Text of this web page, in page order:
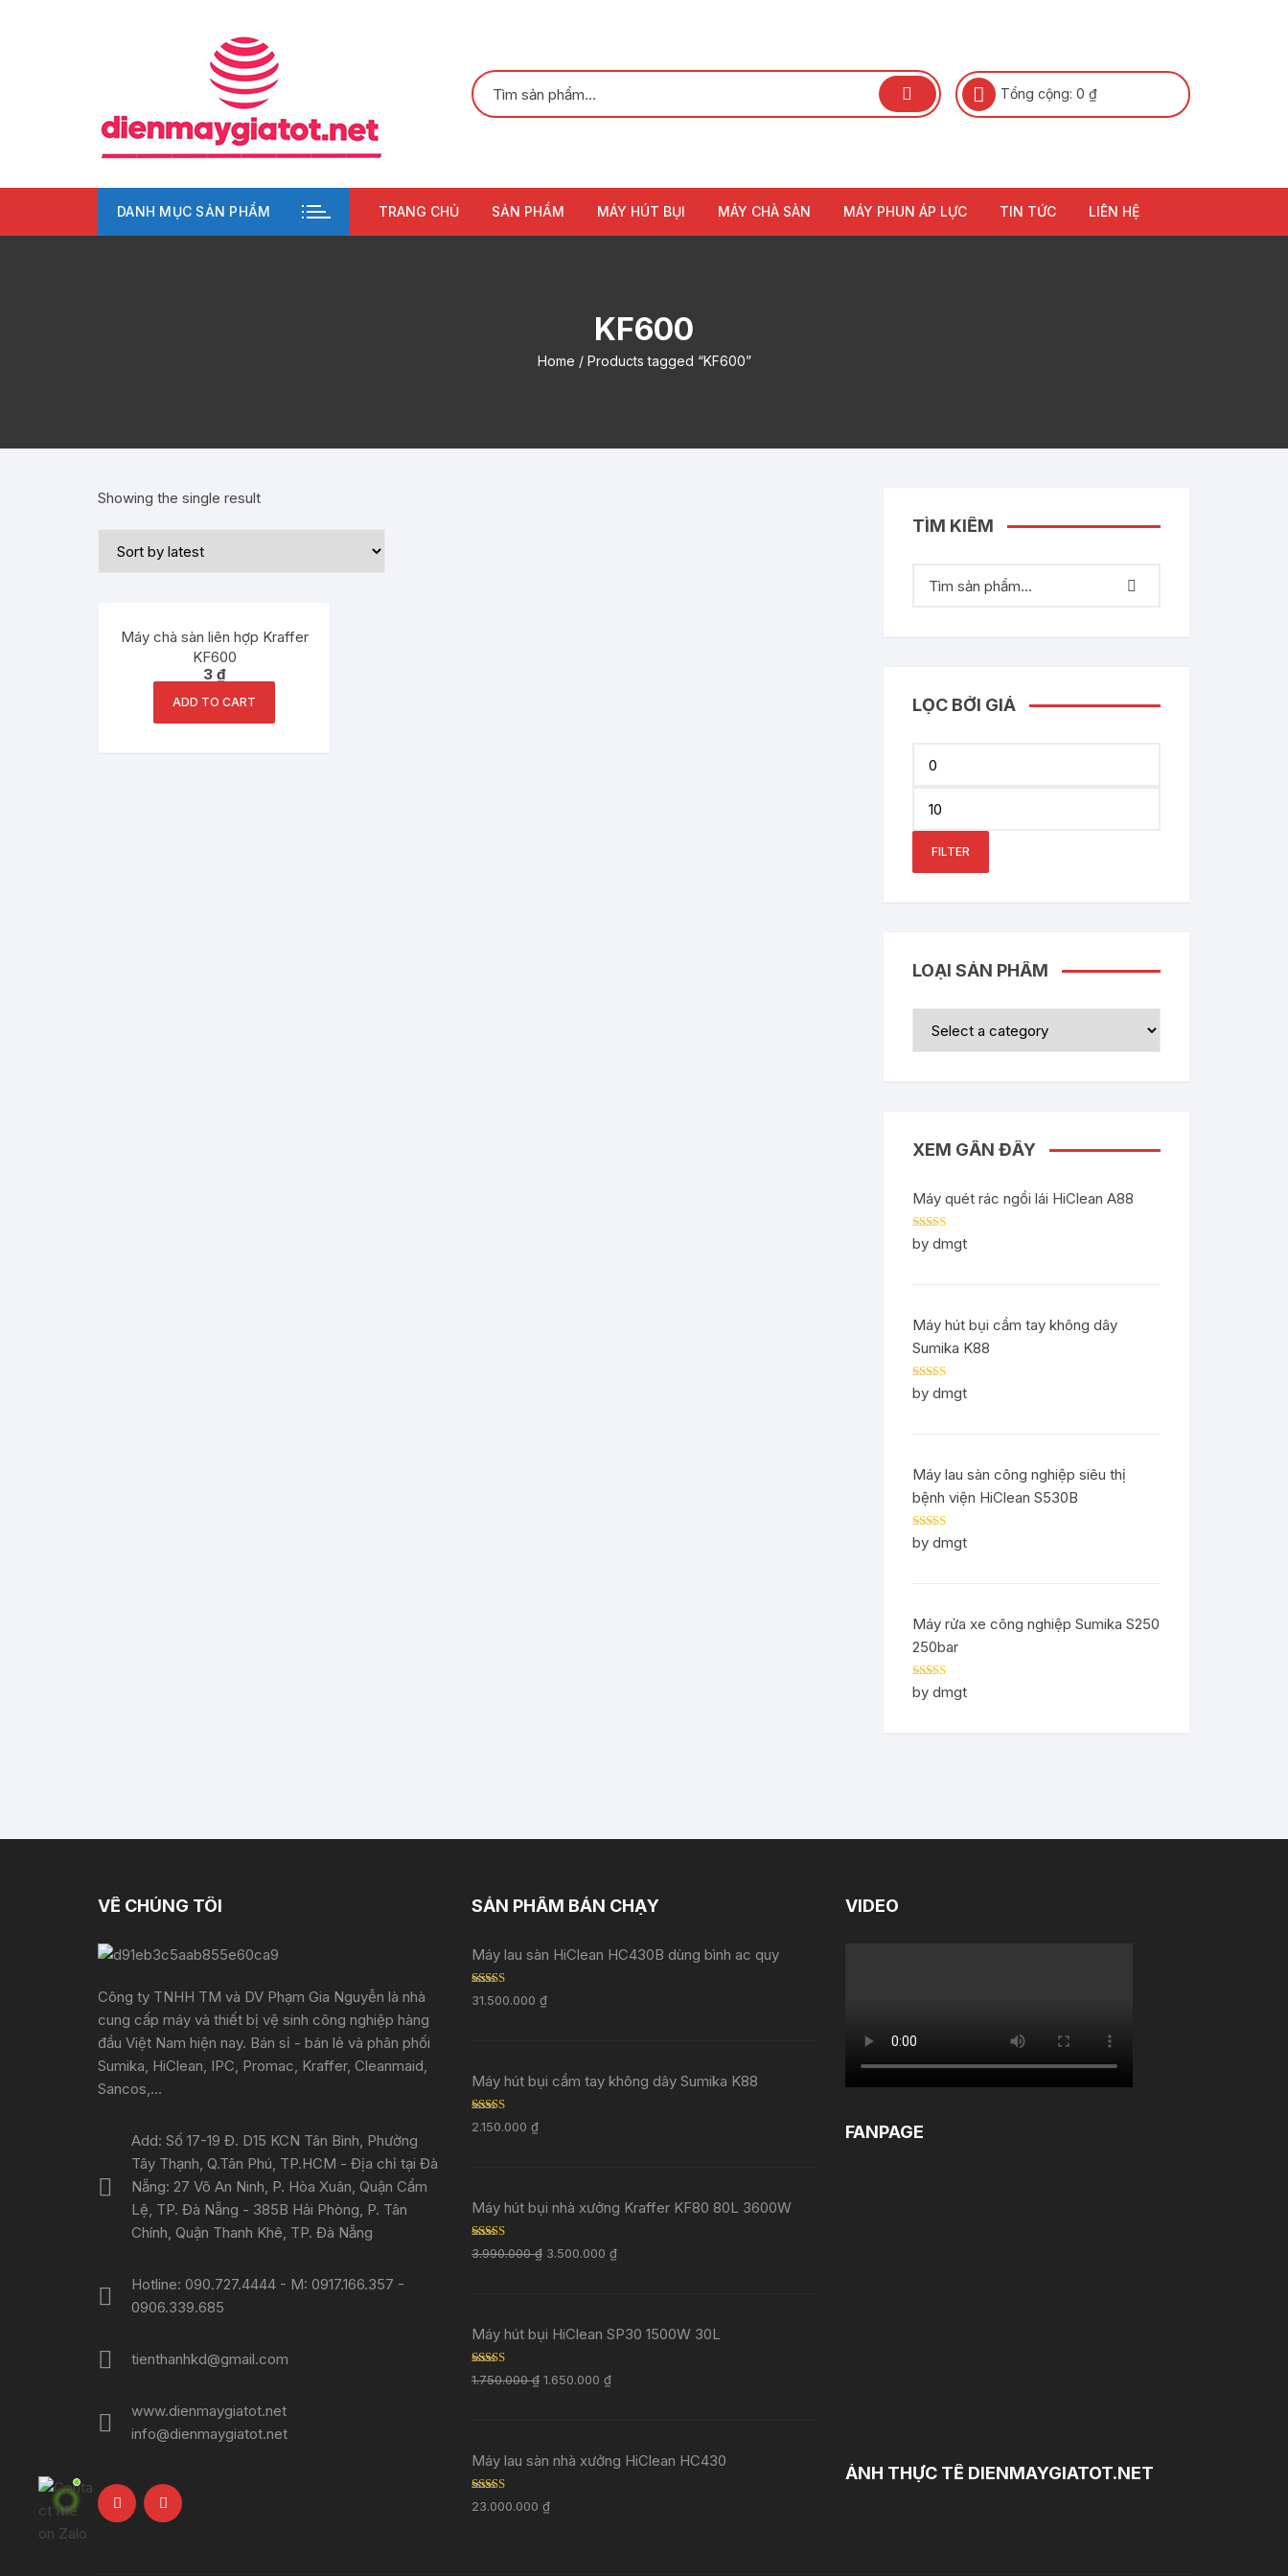
Tổng cộng: 0 ₫
DANH MỤC SẢN PHẨM TRANG CHỦ SẢN PHẨM MÁY HÚT BỤI MÁY CHÀ SÀN MÁY PHUN ÁP LỰC TIN TỨC LIÊN HỆ
KF600
Home / Products tagged “KF600”
Showing the single result
Máy chà sàn liên hợp Kraffer
KF600
3 ₫
ADD TO CART
TÌM KIẾM
LỌC BỞI GIÁ
FILTER
LOẠI SẢN PHẨM
XEM GẦN ĐÂY
Máy quét rác ngồi lái HiClean A88
Rated5out
of 5
by dmgt
Máy hút bụi cầm tay không dây
Sumika K88
Rated5out
of 5
by dmgt
Máy lau sàn công nghiệp siêu thị
bệnh viện HiClean S530B
Rated5out
of 5
by dmgt
Máy rửa xe công nghiệp Sumika S250
250bar
Rated5out
of 5
by dmgt
VỀ CHÚNG TÔI
Công ty TNHH TM và DV Phạm Gia Nguyễn là nhà
cung cấp máy và thiết bị vệ sinh công nghiệp hàng
đầu Việt Nam hiện nay. Bán sỉ - bán lẻ và phân phối
Sumika, HiClean, IPC, Promac, Kraffer, Cleanmaid,
Sancos,...
Add: Số 17-19 Đ. D15 KCN Tân Bình, Phường
Tây Thạnh, Q.Tân Phú, TP.HCM - Địa chỉ tại Đà
Nẵng: 27 Võ An Ninh, P. Hòa Xuân, Quận Cẩm
Lệ, TP. Đà Nẵng - 385B Hải Phòng, P. Tân
Chính, Quận Thanh Khê, TP. Đà Nẵng
Hotline: 090.727.4444 - M: 0917.166.357 -
0906.339.685
tienthanhkd@gmail.com
www.dienmaygiatot.net
info@dienmaygiatot.net
SẢN PHẨM BÁN CHẠY
Máy lau sàn HiClean HC430B dùng bình ac quy
Rated5.00
out of 5
31.500.000 ₫
Máy hút bụi cầm tay không dây Sumika K88
Rated 5.00
out of 5
2.150.000 ₫
Máy hút bụi nhà xưởng Kraffer KF80 80L 3600W
Rated 5.00
out of 5
3.990.000₫ 3.500.000 ₫
Máy hút bụi HiClean SP30 1500W 30L
Rated 5.00
out of 5
1.750.000₫ 1.650.000 ₫
Máy lau sàn nhà xưởng HiClean HC430
Rated5.00
out of 5
23.000.000 ₫
VIDEO
FANPAGE
ẢNH THỰC TẾ DIENMAYGIATOT.NET